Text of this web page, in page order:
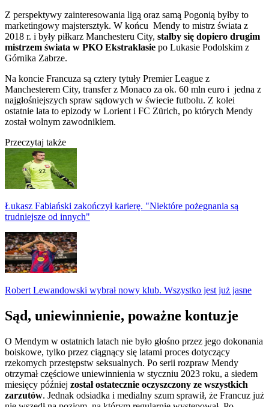
Z perspektywy zainteresowania ligą oraz samą Pogonią byłby to
marketingowy majstersztyk. W końcu Mendy to mistrz świata z
2018 r. i były piłkarz Manchesteru City, stałby się dopiero drugim
mistrzem świata w PKO Ekstraklasie po Lukasie Podolskim z
Górnika Zabrze.
Na koncie Francuza są cztery tytuły Premier League z
Manchesterem City, transfer z Monaco za ok. 60 mln euro i jedna z
najgłośniejszych spraw sądowych w świecie futbolu. Z kolei
ostatnie lata to epizody w Lorient i FC Zürich, po których Mendy
został wolnym zawodnikiem.
Przeczytaj także
Łukasz Fabiański zakończył karierę. "Niektóre pożegnania są
trudniejsze od innych"
Robert Lewandowski wybrał nowy klub. Wszystko jest już jasne
Sąd, uniewinnienie, poważne kontuzje
O Mendym w ostatnich latach nie było głośno przez jego dokonania
boiskowe, tylko przez ciągnący się latami proces dotyczący
rzekomych przestępstw seksualnych. Po serii rozpraw Mendy
otrzymał częściowe uniewinnienia w styczniu 2023 roku, a siedem
miesięcy później został ostatecznie oczyszczony ze wszystkich
zarzutów. Jednak odsiadka i medialny szum sprawił, że Francuz już